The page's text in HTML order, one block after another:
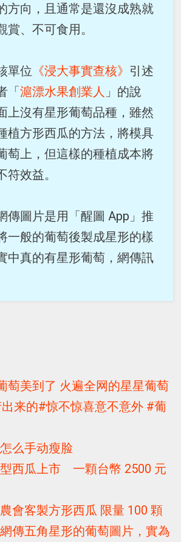
方向，且通常是還沒成熟就
賞、不可食用。
單位 《浸大事實查核》 引述
「滬漂水果創業人 」的說
上沒有星形葡萄品種，雖然
植方形西瓜的方法，將模具
萄上，但這樣的種植成本將
符效益。
傳圖片是用「醒圖 App」推
一般的葡萄後製成星形的樣
中真的有星形葡萄，網傳訊
萄美到了 火遍全网的星星葡萄
来的#惊不惊喜意不意外 #葡
么手动瘦脸
西瓜上市 一顆台幣 2500 元
會客製方形西瓜 限量 100 顆
網傳五角星形的葡萄圖片，實為